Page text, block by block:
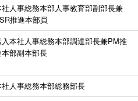
人事総務本部人事教育部副部長兼
推進本部員
本社人事総務本部調達部長兼PM推
部副本部長
人事総務本部総務部長